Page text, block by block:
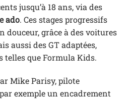
jusqu’à 18 ans, via des
ado. Ces stages progressifs
grâce à des voitures
aussi des GT adaptées,
telles que Formula Kids.
Mike Parisy, pilote
exemple un encadrement